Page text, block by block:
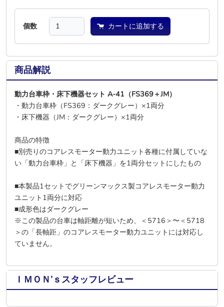
個数 カートに追加する
商品解説
動力台車枠・床下機器セット A-41（FS369＋JM）
・動力台車枠（FS369：ダークグレー）×1両分
・床下機器（JM：ダークグレー）×1両分
商品の特徴
■別売りのコアレスモーター動力ユニット各種に付属していな
い「動力台車枠」と「床下機器」を1両分セットにしたもの
■本製品1セットでグリーンマックス製コアレスモーター動力
ユニット1両分に対応
■成形色はダークグレー
※この製品の台車は軸距離が短いため、＜5716＞〜＜5718
＞の「長軸距」のコアレスモーター動力ユニットには対応し
ていません。
ＩＭＯＮ’ｓスタッフレビュー